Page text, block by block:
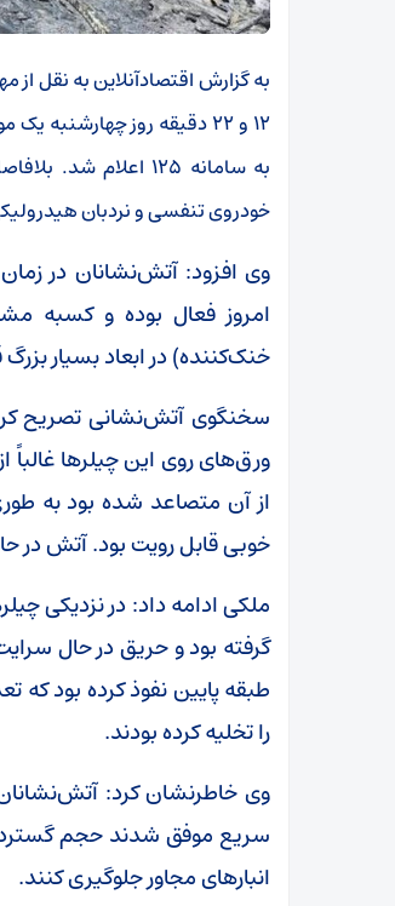
به گزارش اقتصادآنلاین به نقل
۱۲ و ۲۲ دقیقه روز
خودروی تنفسی و نردبان
امروز فعال بوده و کسبه
خنک‌کننده) در ابعاد بسیار بزرگ
سخنگوی آتش‌نشانی تصریح
ورق‌های روی این چیلر‌ها غالباً
از آن متصاعد شده بود به
خوبی قابل رویت بود. آتش در
ملکی ادامه داد: در نزدیکی
گرفته بود و حریق در حال
طبقه پایین نفوذ کرده بود
را تخلیه کرده بودند.
وی خاطرنشان کرد: آتش‌نشانان
سریع موفق شدند حجم گسترده
انبار‌های مجاور جلوگیری کنند.